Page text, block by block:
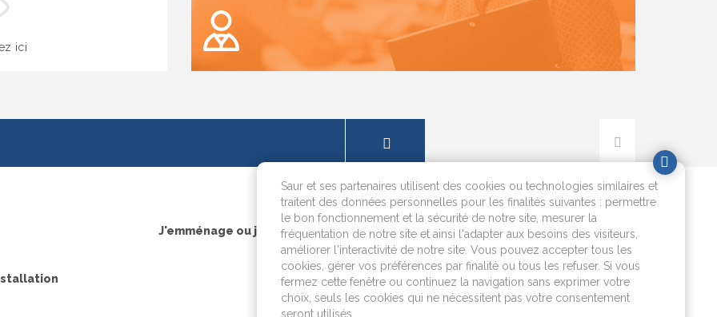
ici
J'emménage ou je fais construire
L'eau dans ma commune
Saur et ses partenaires utilisent des cookies ou technologies similaires et
traitent des données personnelles pour les finalités suivantes : permettre
le bon fonctionnement et la sécurité de notre site, mesurer la
fréquentation de notre site et ainsi l'adapter aux besoins des visiteurs,
améliorer l'interactivité de notre site. Vous pouvez accepter tous les
cookies, gérer vos préférences par finalité ou tous les refuser. Si vous
fermez cette fenêtre ou continuez la navigation sans exprimer votre
choix, seuls les cookies qui ne nécessitent pas votre consentement
seront utilisés.